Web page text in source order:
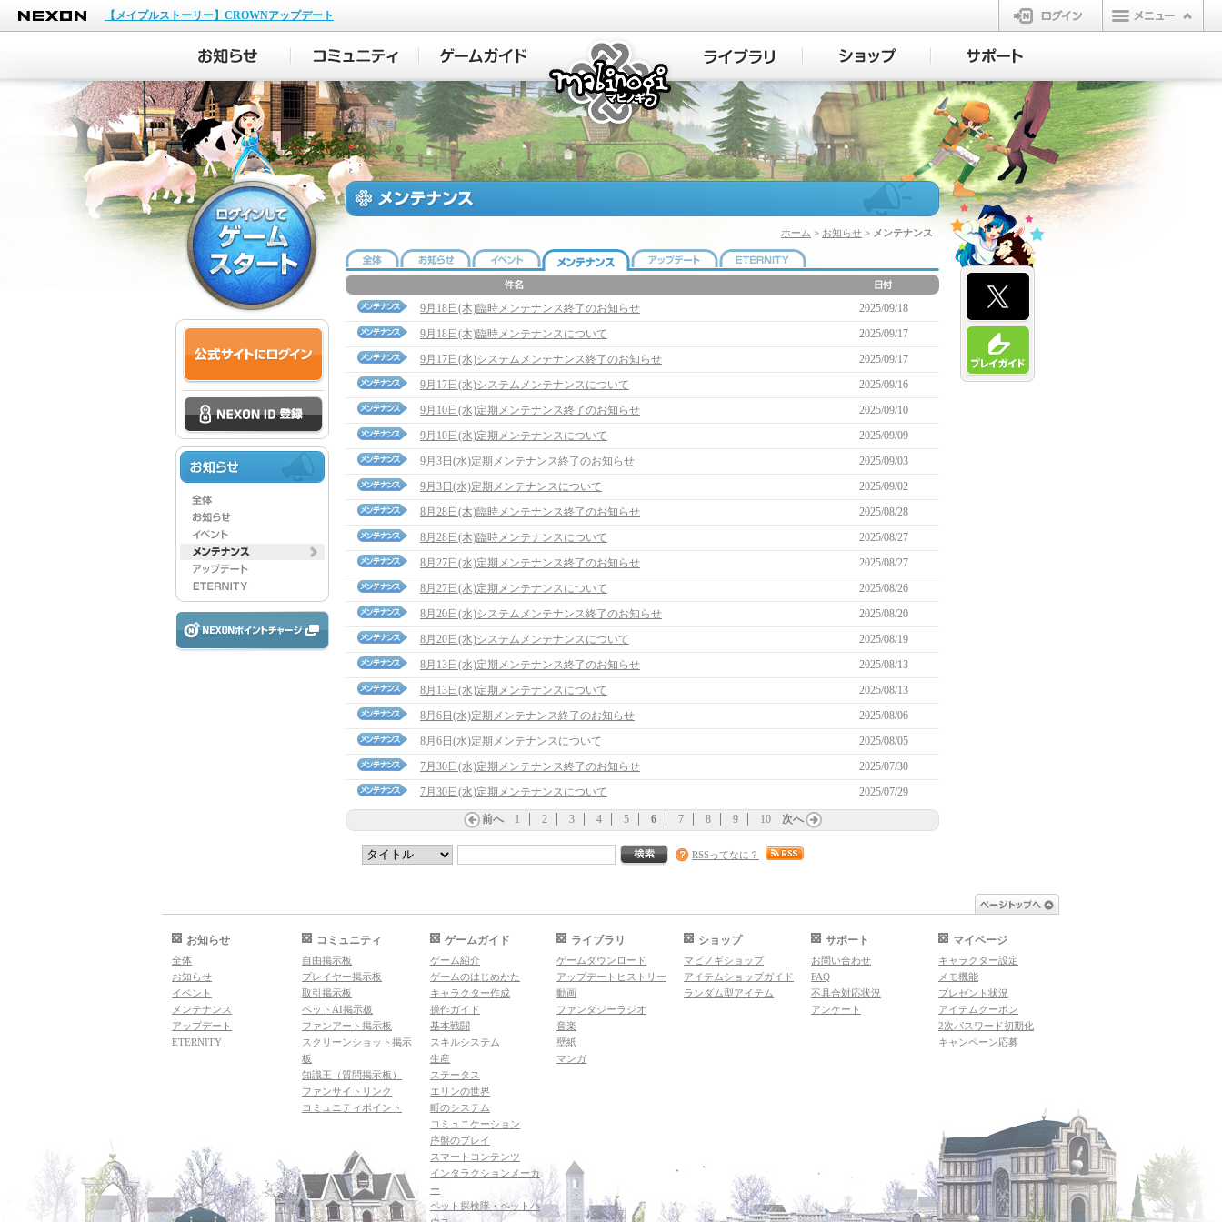
NEXON
【メイプルストーリー】CROWNアップデート
ログイン
マビノギ
ホーム > お知らせ > メンテナンス
9月18日(木)臨時メンテナンス終了のお知らせ
2025/09/18
9月18日(木)臨時メンテナンスについて
2025/09/17
9月17日(水)システムメンテナンス終了のお知らせ
2025/09/17
9月17日(水)システムメンテナンスについて
2025/09/16
9月10日(水)定期メンテナンス終了のお知らせ
2025/09/10
9月10日(水)定期メンテナンスについて
2025/09/09
9月3日(水)定期メンテナンス終了のお知らせ
2025/09/03
9月3日(水)定期メンテナンスについて
2025/09/02
8月28日(木)臨時メンテナンス終了のお知らせ
2025/08/28
8月28日(木)臨時メンテナンスについて
2025/08/27
8月27日(水)定期メンテナンス終了のお知らせ
2025/08/27
8月27日(水)定期メンテナンスについて
2025/08/26
8月20日(水)システムメンテナンス終了のお知らせ
2025/08/20
8月20日(水)システムメンテナンスについて
2025/08/19
8月13日(水)定期メンテナンス終了のお知らせ
2025/08/13
8月13日(水)定期メンテナンスについて
2025/08/13
8月6日(水)定期メンテナンス終了のお知らせ
2025/08/06
8月6日(水)定期メンテナンスについて
2025/08/05
7月30日(水)定期メンテナンス終了のお知らせ
2025/07/30
7月30日(水)定期メンテナンスについて
2025/07/29
前へ 1 2 3 4 5 6 7 8 9 10 次へ
RSSってなに？
お知らせ
全体
お知らせ
イベント
メンテナンス
アップデート
ETERNITY
コミュニティ
自由掲示板
プレイヤー掲示板
取引掲示板
ペットAI掲示板
ファンアート掲示板
スクリーンショット掲示
板
知識王（質問掲示板）
ファンサイトリンク
コミュニティポイント
ゲームガイド
ゲーム紹介
ゲームのはじめかた
キャラクター作成
操作ガイド
基本戦闘
スキルシステム
生産
ステータス
エリンの世界
町のシステム
コミュニケーション
序盤のプレイ
スマートコンテンツ
インタラクションメーカ
ー
ペット探検隊・ペットハ
ライブラリ
ゲームダウンロード
アップデートヒストリー
動画
ファンタジーラジオ
音楽
壁紙
マンガ
ショップ
マビノギショップ
アイテムショップガイド
ランダム型アイテム
サポート
お問い合わせ
FAQ
不具合対応状況
アンケート
マイページ
キャラクター設定
メモ機能
プレゼント状況
アイテムクーポン
2次パスワード初期化
キャンペーン応募